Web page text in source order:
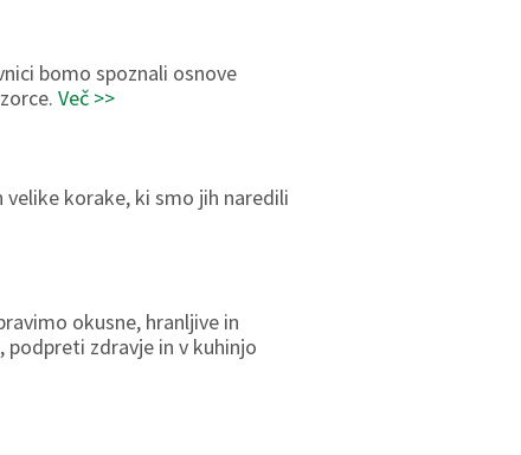
bomo spoznali osnove
Več >>
korake, ki smo jih naredili
okusne, hranljive in
podpreti zdravje in v kuhinjo